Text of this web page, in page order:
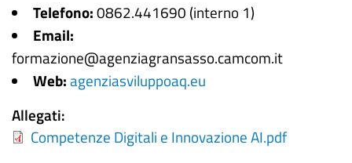
Telefono:0862.441690 (interno 1)
Email:
formazione@agenziagransasso.camcom.it
Web:agenziasviluppoaq.eu
Allegati
Competenze Digitali e Innovazione AI.pdf